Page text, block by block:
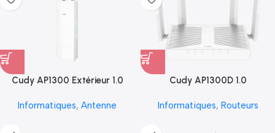
Cudy AP1300 Extérieur 1.0
Informatiques, Antenne
Cudy AP1300D 1.0
Informatiques, Routeurs